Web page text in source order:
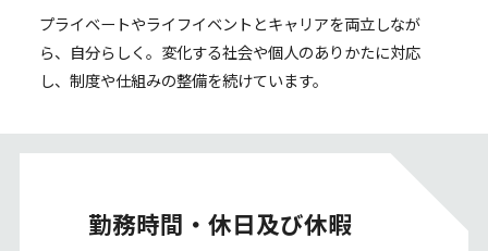
プライベートやライフイベントとキャリアを両立しなが
ら、自分らしく。 変化する社会や個人のありかたに対応
し、 制度や仕組みの整備を続けています。
勤務時間・休日及び休暇